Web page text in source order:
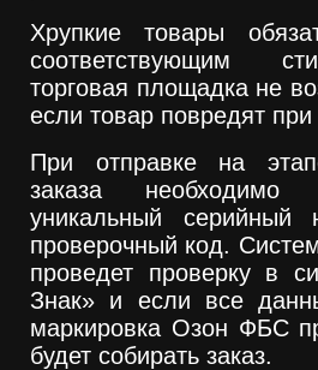
Хрупкие товары
соответствующим
торговая площадка не
если товар повредят при
При отправке на
заказа необходимо
уникальный
проверочный код.
проведет проверку в
Знак» и если все
маркировка Озон ФБС
будет собирать заказ.